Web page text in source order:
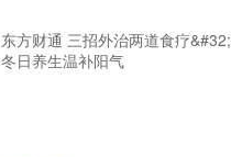
东方财通 三招外治两道食疗&#32;
冬日养生温补阳气